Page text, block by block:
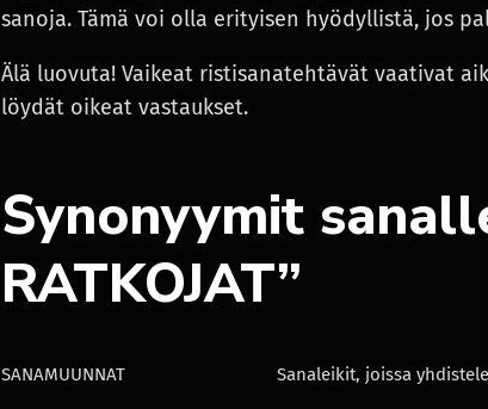
sanoja. Tämä voi olla erityisen hyödyllistä, jos
Älä luovuta! Vaikeat ristisanatehtävät vaativat
löydät oikeat vastaukset.
Synonyymit
RATKOJAT”
SANAMUUNNAT Sanaleikit, joissa